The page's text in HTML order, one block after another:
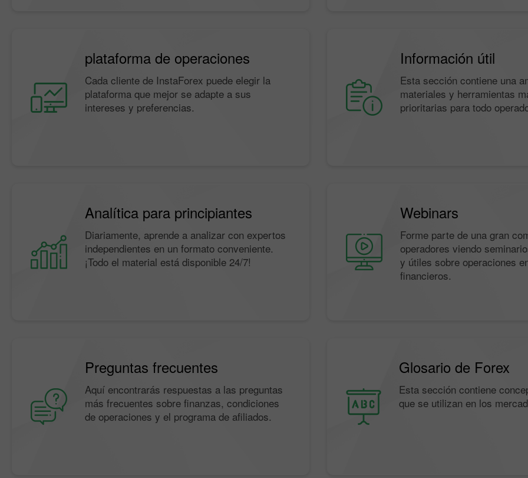
plataforma de operaciones
Cada cliente de InstaForex puede elegir la
plataforma que mejor se adapte a sus
intereses y preferencias.
Información útil
Esta sección contiene una
materiales y herramientas
prioritarias para todo
Analítica para principiantes
Diariamente, aprende a analizar con expertos
independientes en un formato conveniente.
¡Todo el material está disponible 24/7!
Webinars
Forme parte de una gran
operadores viendo
y útiles sobre operaciones
financieros.
Preguntas frecuentes
Aquí encontrarás respuestas a las preguntas
más frecuentes sobre finanzas, condiciones
de operaciones y el programa de afiliados.
Glosario de Forex
Esta sección contiene
que se utilizan en los